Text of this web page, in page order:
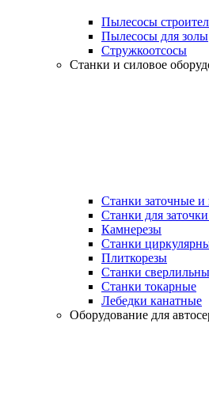
Пылесосы
Пылесосы для золы
Стружкоотсосы
Станки и силовое
Станки заточные
Станки для
Камнерезы
Станки
Плиткорезы
Станки
Станки токарные
Лебедки канатные
Оборудование для